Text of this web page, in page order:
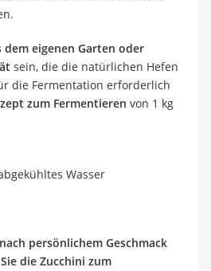
dem eigenen Garten oder
sein, die die natürlichen Hefen
die Fermentation erforderlich
zum Fermentieren von 1 kg
Wasser
persönlichem Geschmack
die Zucchini zum